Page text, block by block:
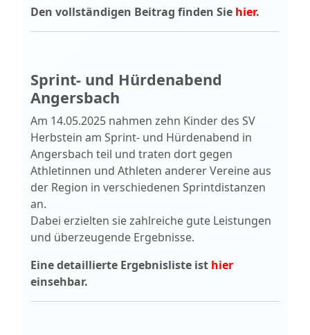
Den vollständigen Beitrag finden Sie hier.
Sprint- und Hürdenabend
Angersbach
Am 14.05.2025 nahmen zehn Kinder des SV
Herbstein am Sprint- und Hürdenabend in
Angersbach teil und traten dort gegen
Athletinnen und Athleten anderer Vereine aus
der Region in verschiedenen Sprintdistanzen
an.
Dabei erzielten sie zahlreiche gute Leistungen
und überzeugende Ergebnisse.
Eine detaillierte Ergebnisliste ist hier
einsehbar.